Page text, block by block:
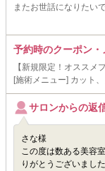
またお世話になりたい
予約時のクーポン・
【新規限定！オスス
[施術メニュー] カット
サロンからの返
さな様
この度は数ある美容
りがとうございました